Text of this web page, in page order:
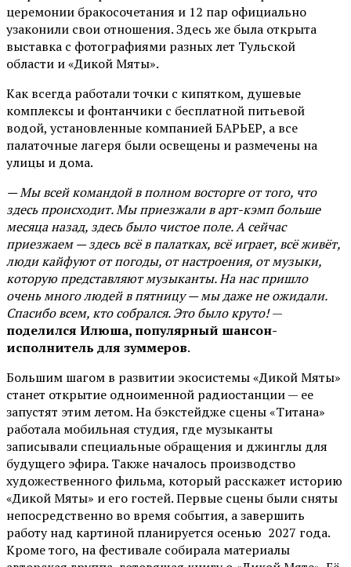
церемонии бракосочетания и 12 пар официально
узаконили свои отношения. Здесь же была открыта
выставка с фотографиями разных лет Тульской
области и «Дикой Мяты».
Как всегда работали точки с кипятком, душевые
комплексы и фонтанчики с бесплатной питьевой
водой, установленные компанией БАРЬЕР, а все
палаточные лагеря были освещены и размечены на
улицы и дома.
— Мы всей командой в полном восторге от того, что
здесь происходит. Мы приезжали в арт-кэмп больше
месяца назад, здесь было чистое поле. А сейчас
приезжаем — здесь всё в палатках, всё играет, всё живёт,
люди кайфуют от погоды, от настроения, от музыки,
которую представляют музыканты. На нас пришло
очень много людей в пятницу — мы даже не ожидали.
Спасибо всем, кто собрался. Это было круто!—
поделился Илюша, популярный шансон-
исполнитель для зуммеров.
Большим шагом в развитии экосистемы «Дикой Мяты»
станет открытие одноименной радиостанции — ее
запустят этим летом. На бэкстейдже сцены «Титана»
работала мобильная студия, где музыканты
записывали специальные обращения и джинглы для
будущего эфира. Также началось производство
художественного фильма, который расскажет историю
«Дикой Мяты» и его гостей. Первые сцены были сняты
непосредственно во время события, а завершить
работу над картиной планируется осенью 2027 года.
Кроме того, на фестивале собирала материалы